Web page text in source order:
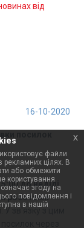
від
16-10-2020
до неділі
роботами
. У зв'язку з цим
через
файли
рекламних цілях. В
або обмежити
користування
згоду на
повідомлення і
в нашій
x